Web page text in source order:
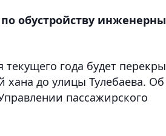
обустройству
текущего года будет
хана до улицы Тулебаева. Об
пассажирского